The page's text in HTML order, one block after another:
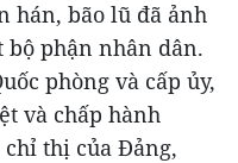
hán, bão lũ đã ảnh
phận nhân dân.
phòng và cấp ủy,
và chấp hành
thị của Đảng,